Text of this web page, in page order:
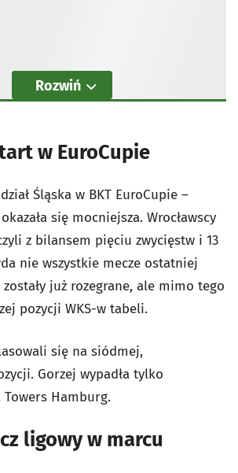
Rozwiń
w EuroCupie
Śląska w BKT EuroCupie –
się mocniejsza. Wrocławscy
z bilansem pięciu zwycięstw i 13
nie wszystkie mecze ostatniej
już rozegrane, ale mimo tego
pozycji WKS-w tabeli.
się na siódmej,
Gorzej wypadła tylko
Hamburg.
ligowy w marcu